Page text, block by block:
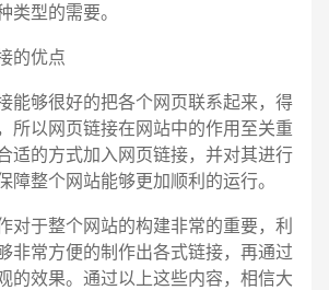
类型的需要。
优点
够很好的把各个网页联系起来，得
所以网页链接在网站中的作用至关重
适的方式加入网页链接，并对其进行
障整个网站能够更加顺利的运行。
于整个网站的构建非常的重要，利
非常方便的制作出各式链接，再通过
的效果。通过以上这些内容，相信大